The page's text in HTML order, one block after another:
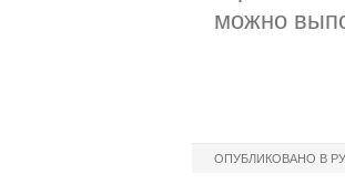
можно
ОПУБЛИКОВАНО В